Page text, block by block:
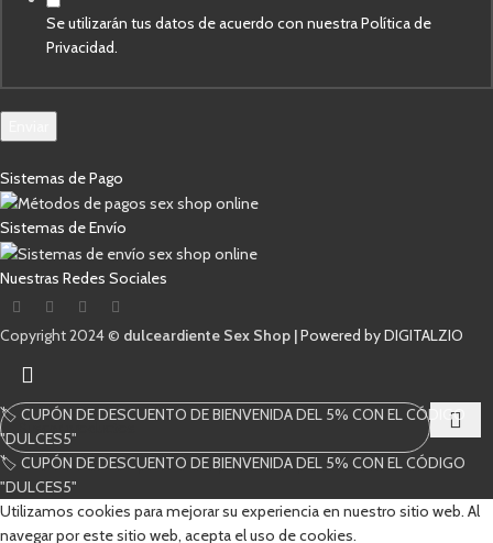
Se utilizarán tus datos de acuerdo con nuestra Política de
Privacidad.
Sistemas de Pago
Sistemas de Envío
Nuestras Redes Sociales
Copyright 2024 © dulceardiente Sex Shop |Powered by DIGITALZIO
Comienza a escribir para ver los productos que estás buscando.
🏷️ CUPÓN DE DESCUENTO DE BIENVENIDA DEL 5% CON EL CÓDIGO
"DULCES5"
🏷️ CUPÓN DE DESCUENTO DE BIENVENIDA DEL 5% CON EL CÓDIGO
"DULCES5"
Utilizamos cookies para mejorar su experiencia en nuestro sitio web. Al
navegar por este sitio web, acepta el uso de cookies.